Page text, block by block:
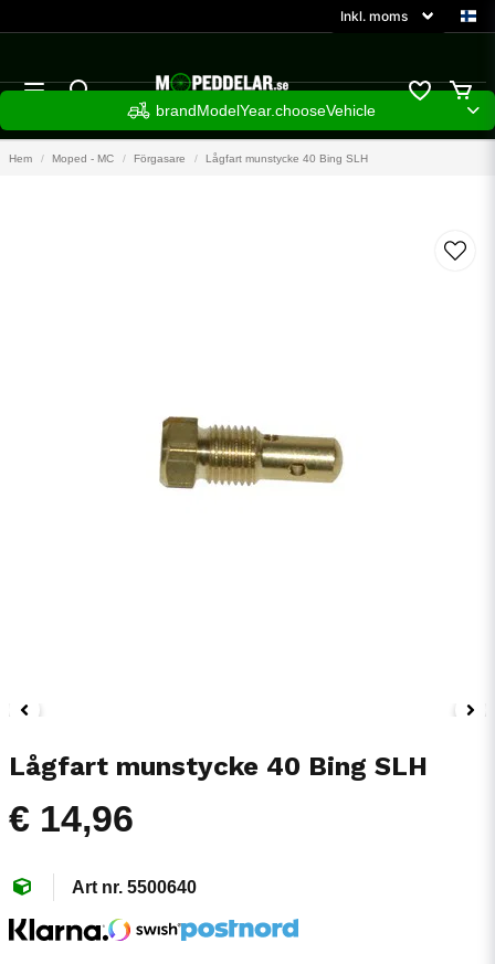
brandModelYear.chooseVehicle
Hem Moped - MC Förgasare Lågfart munstycke 40 Bing SLH
Lågfart munstycke 40 Bing SLH
€ 14,96
5500640